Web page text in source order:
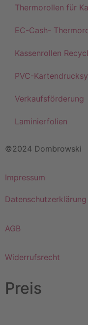
Thermorollen für
EC-Cash-
Kassenrollen
PVC-
Verkaufsförderung
Laminierfolien
©2024 Dombrowski
Impressum
Datenschutzerklärung
AGB
Widerrufsrecht
Preis